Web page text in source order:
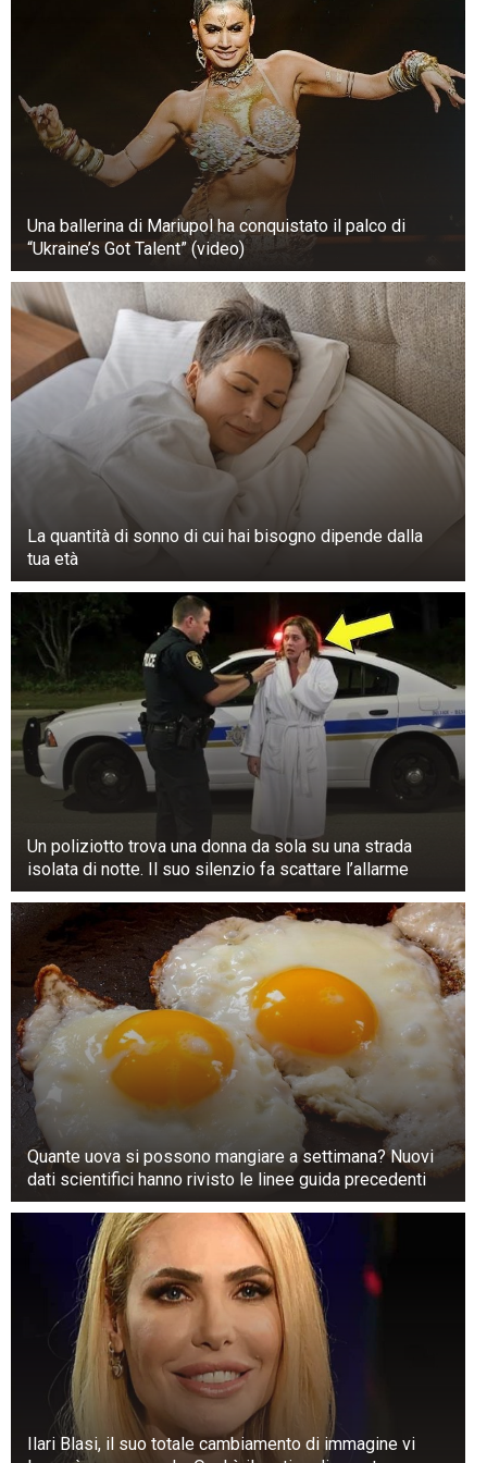
Una ballerina di Mariupol ha conquistato il palco di
“Ukraine’s Got Talent” (video)
La quantità di sonno di cui hai bisogno dipende dalla
tua età
Un poliziotto trova una donna da sola su una strada
isolata di notte. Il suo silenzio fa scattare l’allarme
Quante uova si possono mangiare a settimana? Nuovi
dati scientifici hanno rivisto le linee guida precedenti
Ilari Blasi, il suo totale cambiamento di immagine vi